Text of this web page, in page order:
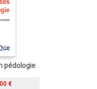
pédologie
€